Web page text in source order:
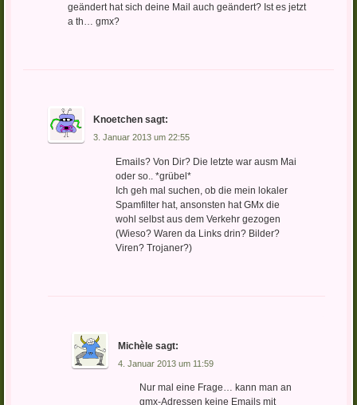
geändert hat sich deine Mail auch geändert? Ist es jetzt
a th… gmx?
Knoetchen sagt:
3. Januar 2013 um 22:55
Emails? Von Dir? Die letzte war ausm Mai
oder so.. *grübel*
Ich geh mal suchen, ob die mein lokaler
Spamfilter hat, ansonsten hat GMx die
wohl selbst aus dem Verkehr gezogen
(Wieso? Waren da Links drin? Bilder?
Viren? Trojaner?)
Michèle sagt:
4. Januar 2013 um 11:59
Nur mal eine Frage… kann man an
gmx-Adressen keine Emails mit